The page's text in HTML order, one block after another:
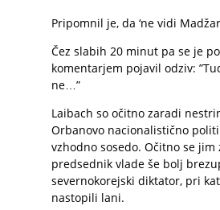
Pripomnil je, da ‘ne vidi
Čez slabih 20 minut pa se je
komentarjem pojavil odziv:
ne…”
Laibach so očitno zaradi
Orbanovo nacionalistično
vzhodno sosedo. Očitno se
predsednik vlade še bolj
severnokorejski diktator, pri
nastopili lani.